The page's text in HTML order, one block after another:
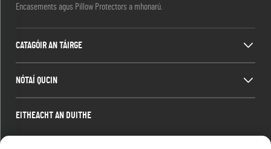
Encasements agus Pillow Protectors a mhonarú.
CATAGÓIR AN TÁIRGE
NÓTAÍ QUCIN
EITHEACHT AN DUITHE